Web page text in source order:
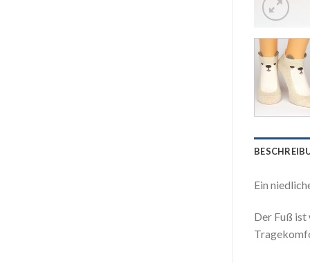
Ein
Der Fuß ist